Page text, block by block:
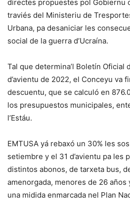
directes propuestes pol Gobiernu
traviés del Ministeriu de
Urbana, pa desaniciar les
social de la guerra d’Ucraína.
Tal que determina’l Boletín Oficial
d’avientu de 2022, el Conceyu va
descuentu, que se calculó en
los presupuestos municipales,
l’Estáu.
EMTUSA yá rebaxó un 30% les
setiembre y el 31 d’avientu pa les
distintos abonos, de tarxeta bus,
amenorgada, menores de 26 años
una midida enmarcada nel Plan